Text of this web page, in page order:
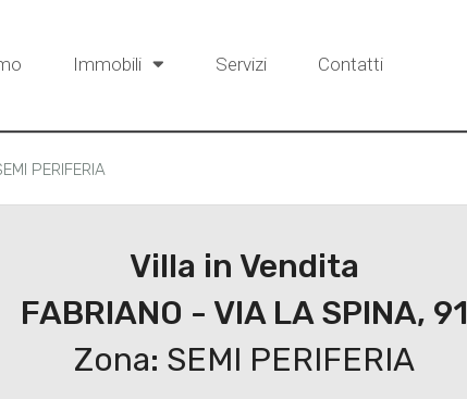
Immobili Servizi Contatti
PERIFERIA
Villa in Vendita
FABRIANO - VIA LA SPINA, 91
Zona: SEMI PERIFERIA